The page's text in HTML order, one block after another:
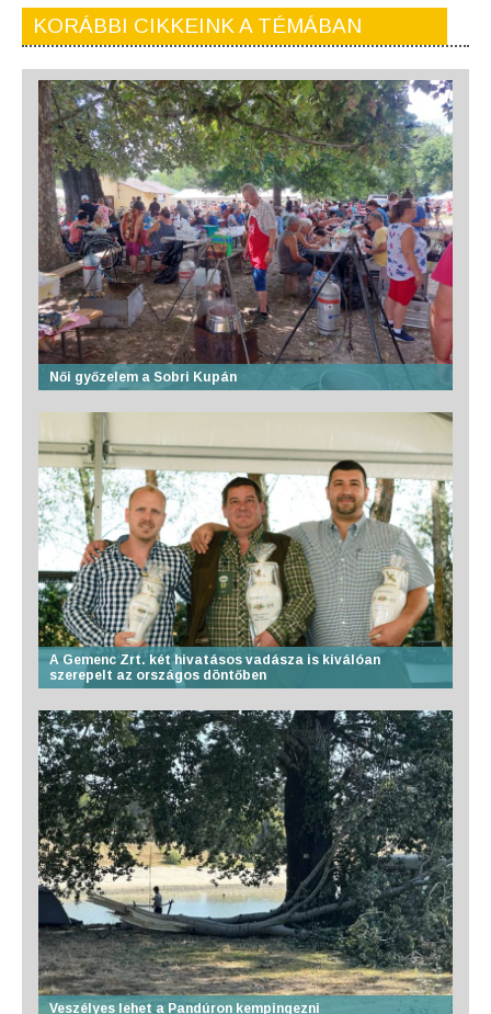
KORÁBBI CIKKEINK A TÉMÁBAN
Női győzelem a Sobri Kupán
A Gemenc Zrt. két hivatásos vadásza is kiválóan
szerepelt az országos döntőben
Veszélyes lehet a Pandúron kempingezni